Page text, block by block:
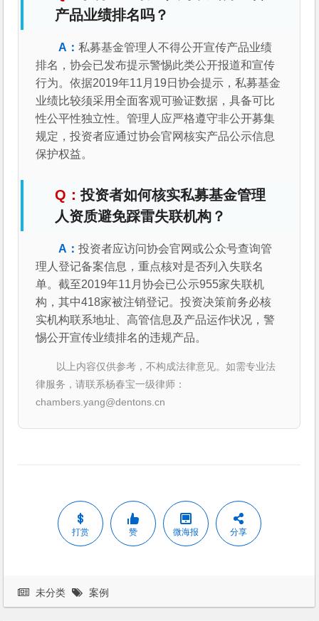
产品业绩排名吗？
私募基金管理人不得公开宣传产品业绩
排名，协会已发布提示警惕此类公开报道和宣传
行为。依据2019年11月19日协会提示，私募基金
业绩比较须采用全面客观可验证数据，具备可比
性公平性独立性。管理人应严格遵守非公开募集
规定，投资者应通过协会官网核实产品公示信息
保护权益。
投资者如何核实私募基金管理
人资质避免踩雷失联机构？
投资者应访问协会官网或公众号查询管
理人登记备案信息，重点核对是否列入失联名
单。截至2019年11月协会已公示955家失联机
构，其中418家被注销登记。投资决策前务必核
实机构联系地址、高管信息及产品运作状况，警
惕公开宣传业绩排名的违规产品。
以上内容仅供参考，不构成法律意见。如需专业法
律服务，请联系杨春宝一级律师：
chambers.yang@dentons.cn
打赏 赞 微海报 分享
未分类 案例